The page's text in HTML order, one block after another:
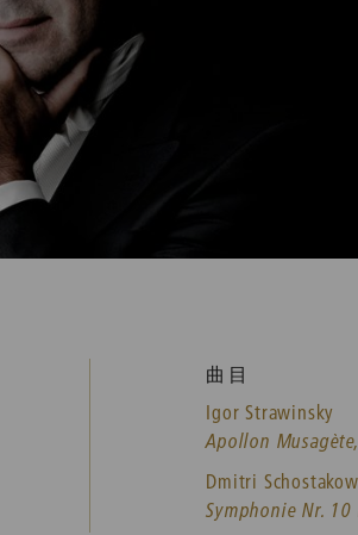
曲目
Igor Strawinsky
Apollon
Dmitri
Symphonie Nr.